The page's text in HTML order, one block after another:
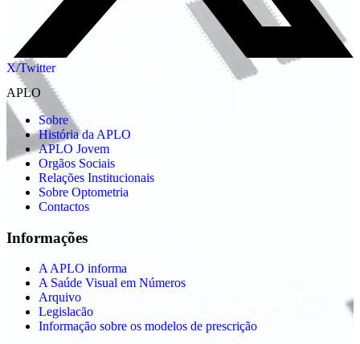
X/Twitter
APLO
Sobre
História da APLO
APLO Jovem
Orgãos Sociais
Relações Institucionais
Sobre Optometria
Contactos
Informações
A APLO informa
A Saúde Visual em Números
Arquivo
Legislacão
Informação sobre os modelos de prescrição